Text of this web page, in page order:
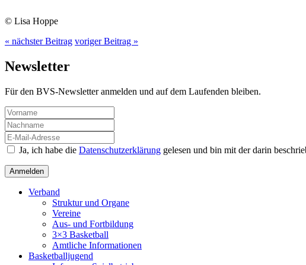
© Lisa Hoppe
« nächster Beitrag voriger Beitrag »
Newsletter
Für den BVS-Newsletter anmelden und auf dem Laufenden bleiben.
Ja, ich habe die Datenschutzerklärung gelesen und bin mit der darin
Verband
Struktur und Organe
Vereine
Aus- und Fortbildung
3×3 Basketball
Amtliche Informationen
Basketballjugend